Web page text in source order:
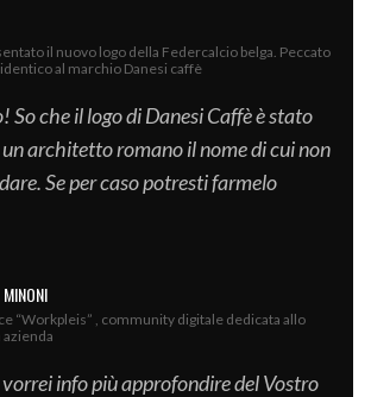
il nuovo logo della Federcalcio belga. Peccato
al marchio Danesi caffè
So che il logo di Danesi Caffè è stato
architetto romano il nome di cui non
Se per caso potresti farmelo
“Workpleis” , community digitale dedicata allo
azienda
info più approfondire del Vostro